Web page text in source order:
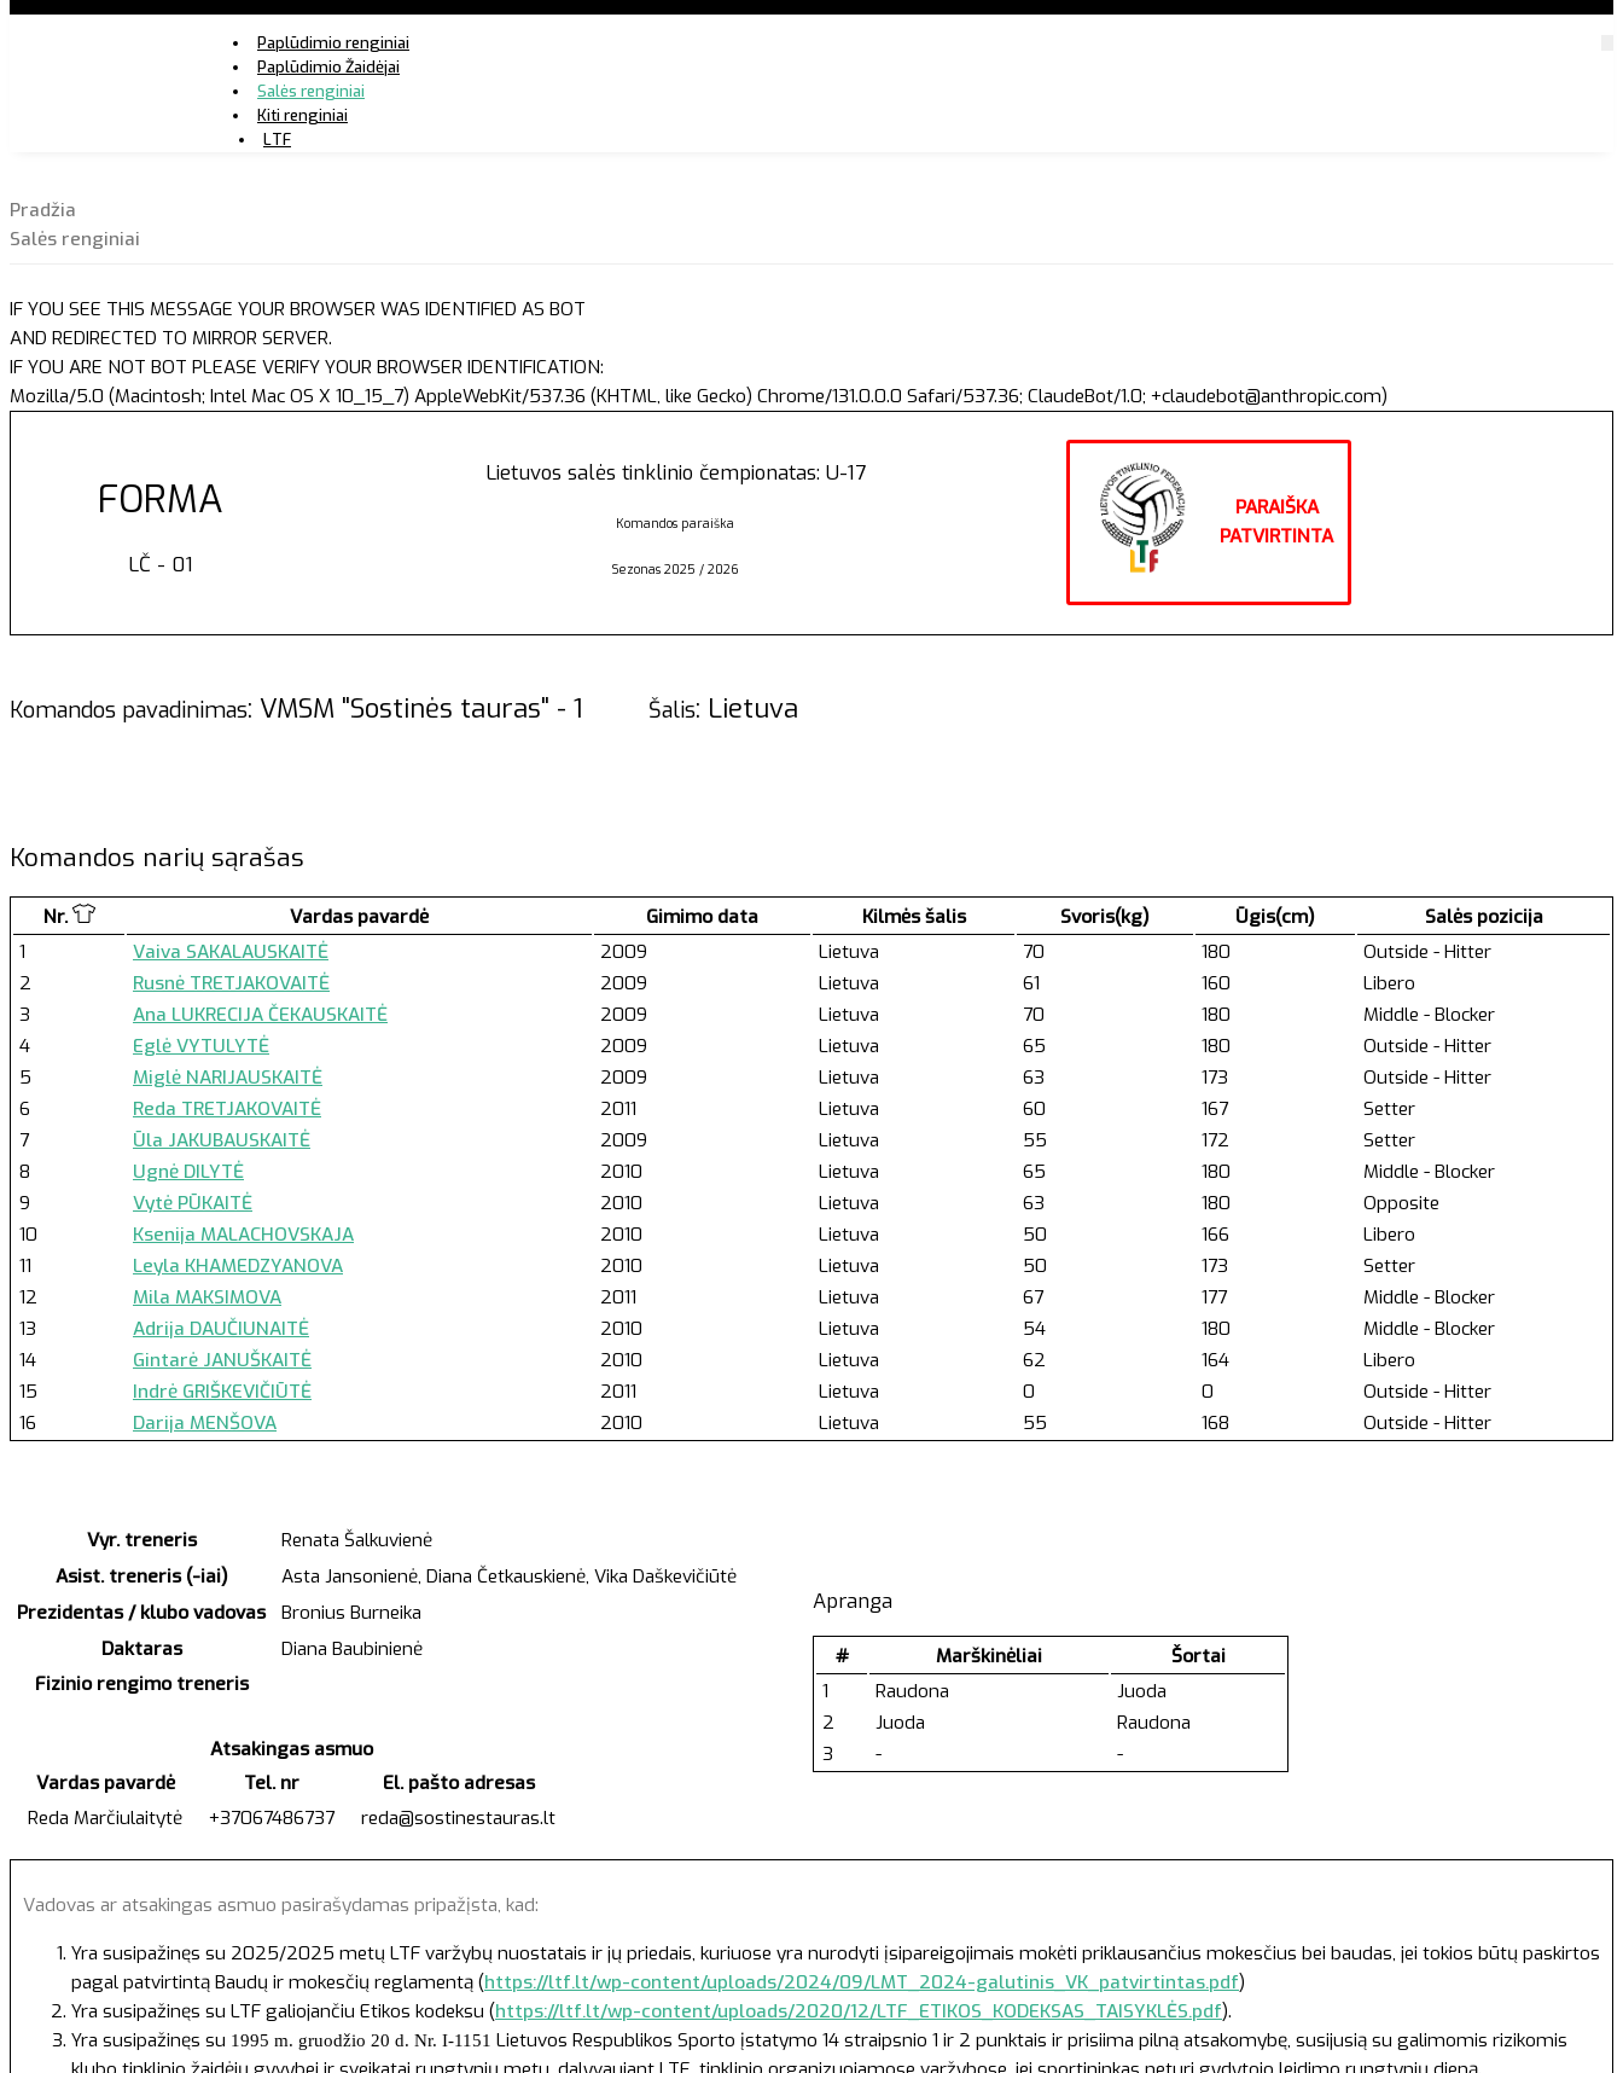
Paplūdimio renginiai
Paplūdimio Žaidėjai
Salės renginiai
Kiti renginiai
LTF
Pradžia
Salės renginiai
IF YOU SEE THIS MESSAGE YOUR BROWSER WAS IDENTIFIED AS BOT
AND REDIRECTED TO MIRROR SERVER.
IF YOU ARE NOT BOT PLEASE VERIFY YOUR BROWSER IDENTIFICATION:
Mozilla/5.0 (Macintosh; Intel Mac OS X 10_15_7) AppleWebKit/537.36 (KHTML, like Gecko) Chrome/131.0.0.0 Safari/537.36; ClaudeBot/1.0; +claudebot@anthropic.com)
FORMA
LČ - 01
Lietuvos salės tinklinio čempionatas: U-17
Komandos paraiška
Sezonas 2025 / 2026
PARAIŠKA
PATVIRTINTA
Komandos pavadinimas: VMSM "Sostinės tauras" - 1 Šalis: Lietuva
Komandos narių sąrašas
Nr. Vardas pavardė Gimimo data Kilmės šalis Svoris(kg) Ūgis(cm)
Salės pozicija
1
Vaiva SAKALAUSKAITĖ 2009 Lietuva 70 180
Outside - Hitter
2
Rusnė TRETJAKOVAITĖ 2009 Lietuva 61 160
Libero
3
Ana LUKRECIJA ČEKAUSKAITĖ 2009 Lietuva 70 180
Middle - Blocker
4
Eglė VYTULYTĖ 2009 Lietuva 65 180
Outside - Hitter
5
Miglė NARIJAUSKAITĖ 2009 Lietuva 63 173
Outside - Hitter
6
Reda TRETJAKOVAITĖ 2011 Lietuva 60 167
Setter
7
Ūla JAKUBAUSKAITĖ 2009 Lietuva 55 172
Setter
8
Ugnė DILYTĖ 2010 Lietuva 65 180
Middle - Blocker
9
Vytė PŪKAITĖ 2010 Lietuva 63 180
Opposite
10
Ksenija MALACHOVSKAJA 2010 Lietuva 50 166
Libero
11
Leyla KHAMEDZYANOVA 2010 Lietuva 50 173
Setter
12
Mila MAKSIMOVA 2011 Lietuva 67 177
Middle - Blocker
13
Adrija DAUČIUNAITĖ 2010 Lietuva 54 180
Middle - Blocker
14
Gintarė JANUŠKAITĖ 2010 Lietuva 62 164
Libero
15
Indrė GRIŠKEVIČIŪTĖ 2011 Lietuva 0 0
Outside - Hitter
16
Darija MENŠOVA 2010 Lietuva 55 168 Outside - Hitter
Vyr. treneris
Renata Šalkuvienė
Asist. treneris (-iai)
Asta Jansonienė, Diana Četkauskienė, Vika Daškevičiūtė
Prezidentas / klubo vadovas
Bronius Burneika
Daktaras
Diana Baubinienė
Fizinio rengimo treneris
Atsakingas asmuo
Vardas pavardė
Tel. nr
El. pašto adresas
Reda Marčiulaitytė
+37067486737 reda@sostinestauras.lt
Apranga
# Marškinėliai
Šortai
1
Raudona
Juoda
2
Juoda
Raudona
3
- -
Vadovas ar atsakingas asmuo pasirašydamas pripažįsta, kad:
Yra susipažinęs su 2025/2025 metų LTF varžybų nuostatais ir jų priedais, kuriuose yra nurodyti įsipareigojimais mokėti priklausančius mokesčius bei baudas, jei tokios būtų paskirtos
pagal patvirtintą Baudų ir mokesčių reglamentą (https://ltf.lt/wp-content/uploads/2024/09/LMT_2024-galutinis_VK_patvirtintas.pdf)
Yra susipažinęs su LTF galiojančiu Etikos kodeksu (https://ltf.lt/wp-content/uploads/2020/12/LTF_ETIKOS_KODEKSAS_TAISYKLĖS.pdf).
Yra susipažinęs su 1995 m. gruodžio 20 d. Nr. I-1151 Lietuvos Respublikos Sporto įstatymo 14 straipsnio 1 ir 2 punktais ir prisiima pilną atsakomybę, susijusią su galimomis rizikomis